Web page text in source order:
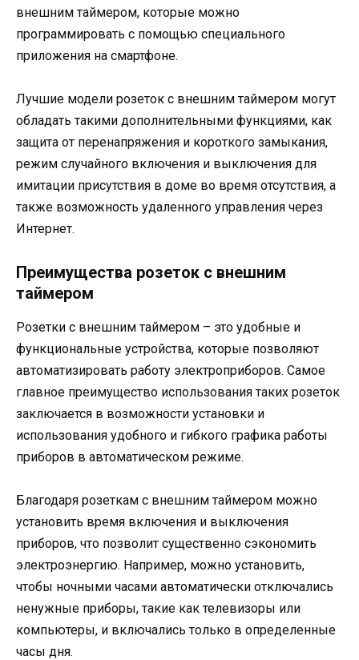
внешним таймером, которые можно
программировать с помощью специального
приложения на смартфоне.
Лучшие модели розеток с внешним таймером могут
обладать такими дополнительными функциями, как
защита от перенапряжения и короткого замыкания,
режим случайного включения и выключения для
имитации присутствия в доме во время отсутствия, а
также возможность удаленного управления через
Интернет.
Преимущества розеток с внешним
таймером
Розетки с внешним таймером – это удобные и
функциональные устройства, которые позволяют
автоматизировать работу электроприборов. Самое
главное преимущество использования таких розеток
заключается в возможности установки и
использования удобного и гибкого графика работы
приборов в автоматическом режиме.
Благодаря розеткам с внешним таймером можно
установить время включения и выключения
приборов, что позволит существенно сэкономить
электроэнергию. Например, можно установить,
чтобы ночными часами автоматически отключались
ненужные приборы, такие как телевизоры или
компьютеры, и включались только в определенные
часы дня.